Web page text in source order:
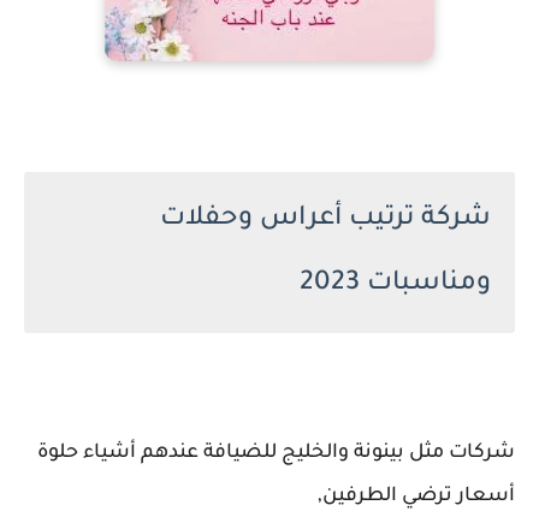
ومناسبات 2023
أسعار ترضي الطرفين,